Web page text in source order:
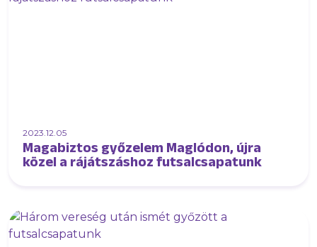
2023.12.05
Magabiztos győzelem Maglódon, újra
közel a rájátszáshoz futsalcsapatunk